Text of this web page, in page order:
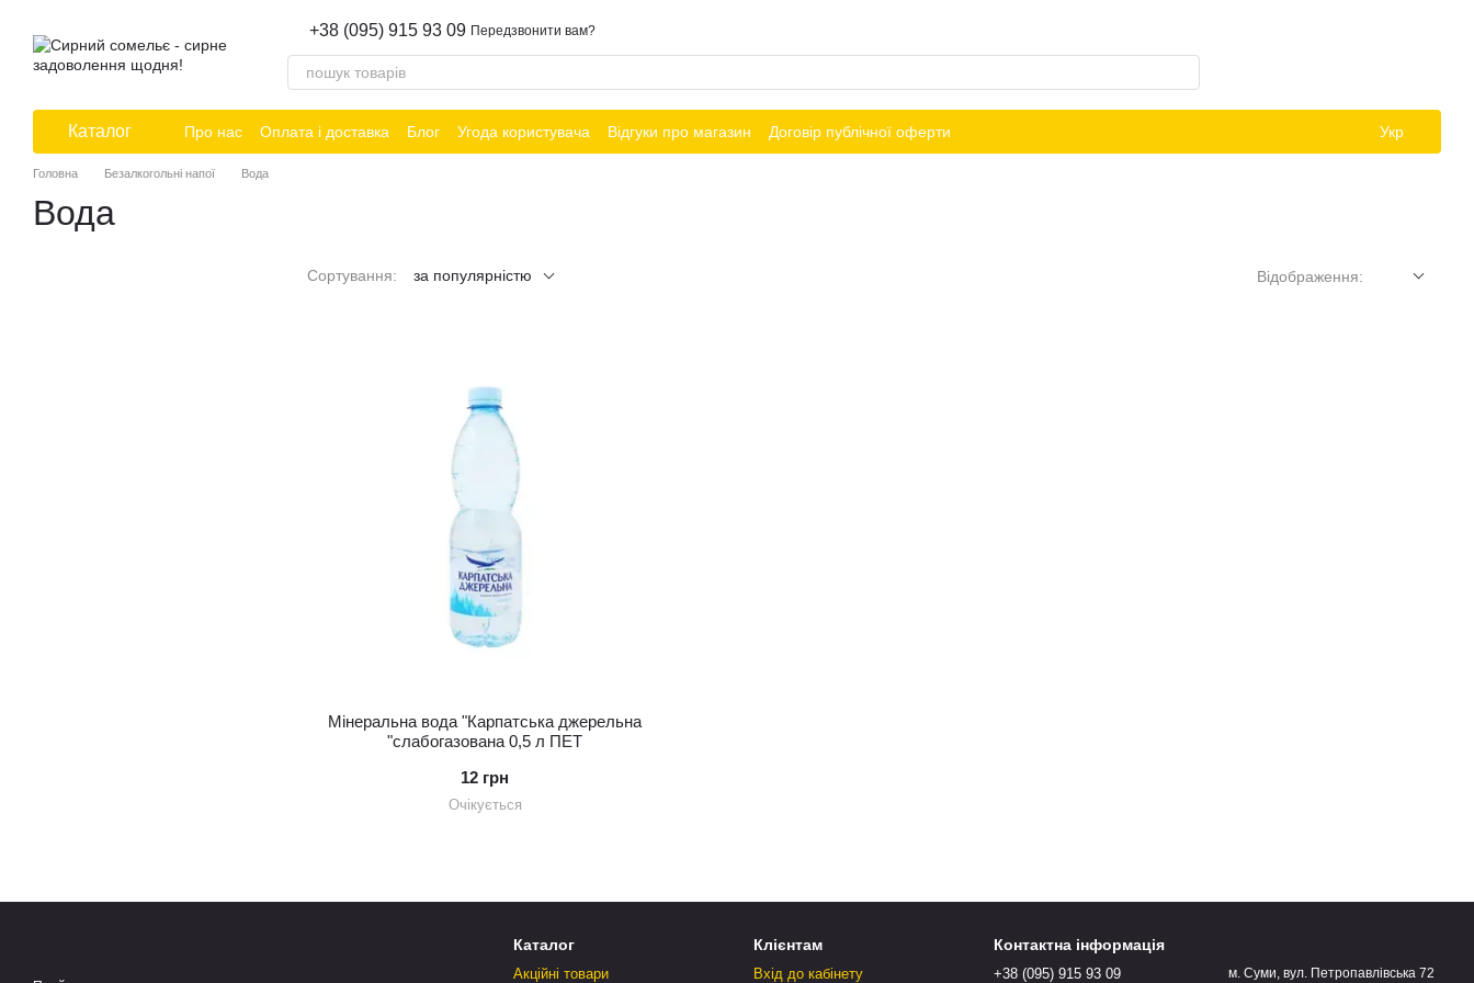
+38 (095) 915 93 09 Передзвонити вам?
Каталог Про нас Оплата і доставка Блог Угода користувача Відгуки про магазин Договір публічної оферти Укр
Головна Безалкогольні напої Вода
Вода
Сортування: за популярністю Відображення:
Мінеральна вода "Карпатська джерельна
"слабогазована 0,5 л ПЕТ
12 грн
Очікується
Каталог
Акційні товари
Клієнтам
Вхід до кабінету
Контактна інформація
+38 (095) 915 93 09
м. Суми, вул. Петропавлівська 72